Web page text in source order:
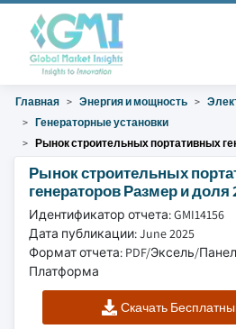
Главная Энергия и мощность
Генераторные установки
Рынок строительных портативных
Рынок строительных
генераторов Размер и доля
Идентификатор отчета: GMI14156
Дата публикации: June 2025
Формат отчета: PDF/Эксель/
Платформа
Скачать